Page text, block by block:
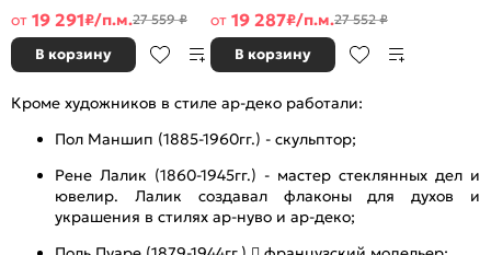
2140x2800x600
от 19 291₽/п.м.27 559 ₽
В корзину
2140x2600x600
от 19 287₽/п.м.27 552 ₽
В корзину
Кроме художников в стиле ар-деко работали:
Пол Маншип (1885-1960гг.) - скульптор;
Рене Лалик (1860-1945гг.) - мастер стеклянных дел и
ювелир. Лалик создавал флаконы для духов и
украшения в стилях ар-нуво и ар-деко;